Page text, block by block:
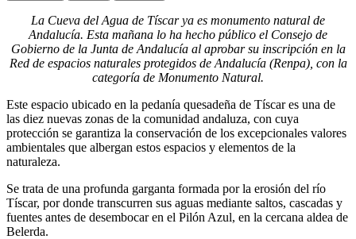
La Cueva del Agua de Tíscar ya es monumento natural de
Andalucía. Esta mañana lo ha hecho público el Consejo de
Gobierno de la Junta de Andalucía al aprobar su inscripción en la
Red de espacios naturales protegidos de Andalucía (Renpa), con la
categoría de Monumento Natural.
Este espacio ubicado en la pedanía quesadeña de Tíscar es una de
las diez nuevas zonas de la comunidad andaluza, con cuya
protección se garantiza la conservación de los excepcionales valores
ambientales que albergan estos espacios y elementos de la
naturaleza.
Se trata de una profunda garganta formada por la erosión del río
Tíscar, por donde transcurren sus aguas mediante saltos, cascadas y
fuentes antes de desembocar en el Pilón Azul, en la cercana aldea de
Belerda.